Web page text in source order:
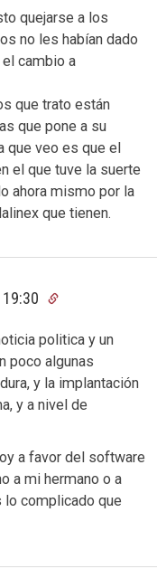
quejarse a los
no les habían dado
cambio a
que trato están
que pone a su
que veo es que el
el que tuve la suerte
ahora mismo por la
que tienen.
politica y un
poco algunas
y la implantación
y a nivel de
a favor del software
a mi hermano o a
lo complicado que